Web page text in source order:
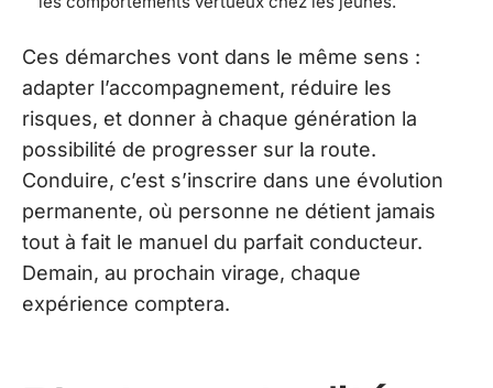
Ces démarches vont dans le même sens :
adapter l’accompagnement, réduire les
risques, et donner à chaque génération la
possibilité de progresser sur la route.
Conduire, c’est s’inscrire dans une évolution
permanente, où personne ne détient jamais
tout à fait le manuel du parfait conducteur.
Demain, au prochain virage, chaque
expérience comptera.